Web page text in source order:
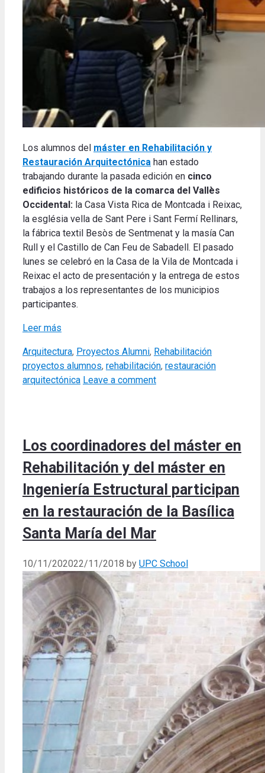
Los alumnos del máster en Rehabilitación y
Restauración Arquitectónica han estado
trabajando durante la pasada edición en cinco
edificios históricos de la comarca del Vallès
Occidental: la Casa Vista Rica de Montcada i Reixac,
la església vella de Sant Pere i Sant Fermí Rellinars,
la fábrica textil Besòs de Sentmenat y la masía Can
Rull y el Castillo de Can Feu de Sabadell. El pasado
lunes se celebró en la Casa de la Vila de Montcada i
Reixac el acto de presentación y la entrega de estos
trabajos a los representantes de los municipios
participantes.
Leer más
Categories
Arquitectura, Proyectos Alumni, RehabilitaciónTags
proyectos alumnos, rehabilitación, restauración
arquitectónica Leave a comment
Los coordinadores del máster en
Rehabilitación y del máster en
Ingeniería Estructural participan
en la restauración de la Basílica
Santa María del Mar
10/11/202022/11/2018 by UPC School